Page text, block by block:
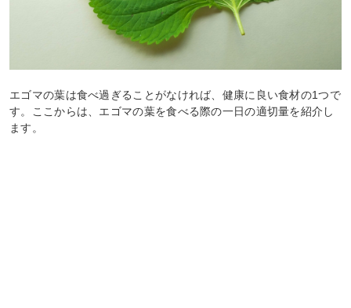
エゴマの葉は食べ過ぎることがなければ、健康に良い食材の1つで
す。ここからは、エゴマの葉を食べる際の一日の適切量を紹介し
ます。